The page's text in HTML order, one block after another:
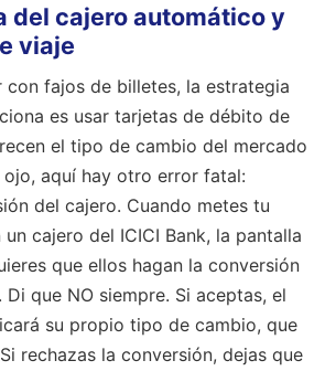
del cajero automático y
viaje
con fajos de billetes, la estrategia
es usar tarjetas de débito de
el tipo de cambio del mercado
ojo, aquí hay otro error fatal:
del cajero. Cuando metes tu
cajero del ICICI Bank, la pantalla
que ellos hagan la conversión
que NO siempre. Si aceptas, el
su propio tipo de cambio, que
rechazas la conversión, dejas que